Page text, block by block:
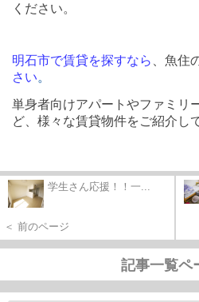
ください。
明石市で賃貸を探すなら 、魚住
さい。
単身者向けアパートやファミリ
ど、 様々な賃貸物件をご紹介し
学生さん応援！！一...
＜ 前のページ
記事一覧ペ